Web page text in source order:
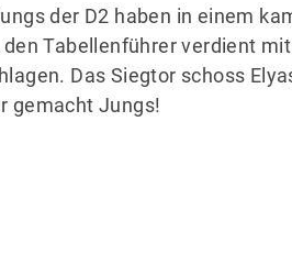
der D2 haben in einem
den Tabellenführer verdient mit
Das Siegtor schoss
gemacht Jungs!